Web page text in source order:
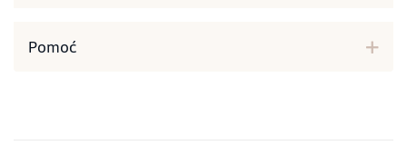
Pomoć